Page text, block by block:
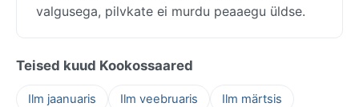
valgusega, pilvkate ei murdu peaaegu üldse.
Teised kuud Kookossaared
Ilm jaanuaris Ilm veebruaris
Ilm märtsis